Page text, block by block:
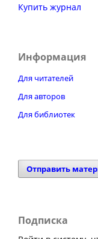
Купить журнал
Информация
Для читателей
Для авторов
Для библиотек
Отправить
Подписка